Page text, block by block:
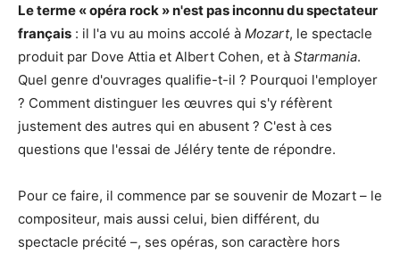
Le terme « opéra rock » n'est pas inconnu du spectateur
français : il l'a vu au moins accolé à Mozart, le spectacle
produit par Dove Attia et Albert Cohen, et à Starmania.
Quel genre d'ouvrages qualifie-t-il ? Pourquoi l'employer
? Comment distinguer les œuvres qui s'y réfèrent
justement des autres qui en abusent ? C'est à ces
questions que l'essai de Jéléry tente de répondre.
Pour ce faire, il commence par se souvenir de Mozart – le
compositeur, mais aussi celui, bien différent, du
spectacle précité –, ses opéras, son caractère hors